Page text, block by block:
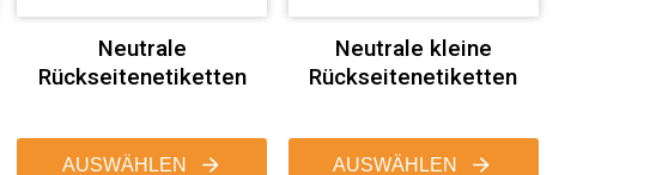
Neutrale
Rückseitenetiketten
AUSWÄHLEN
Neutrale kleine
Rückseitenetiketten
AUSWÄHLEN